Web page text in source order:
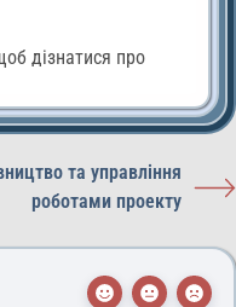
дізнатися про
та управління
роботами проекту